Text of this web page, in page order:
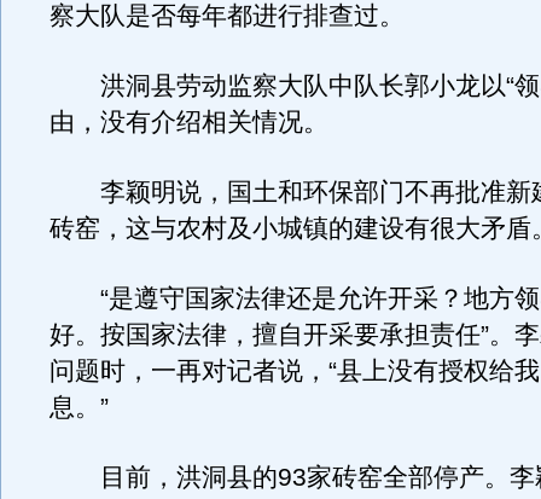
察大队是否每年都进行排查过。
洪洞县劳动监察大队中队长郭小龙以“领
由，没有介绍相关情况。
李颖明说，国土和环保部门不再批准新
砖窑，这与农村及小城镇的建设有很大矛盾
“是遵守国家法律还是允许开采？地方领
好。按国家法律，擅自开采要承担责任”。
问题时，一再对记者说，“县上没有授权给
息。”
目前，洪洞县的93家砖窑全部停产。李